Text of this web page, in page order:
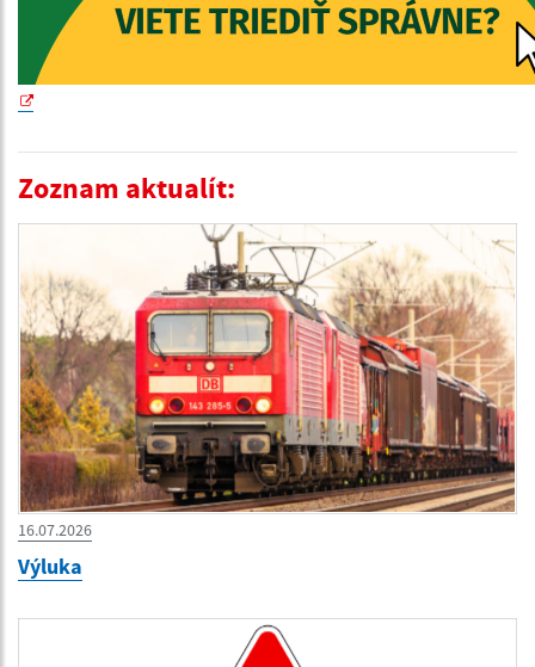
Zoznam aktualít:
16.07.2026
Výluka